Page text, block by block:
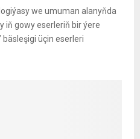
we umuman alanyňda
iň gowy eserleriň bir ýere
bäsleşigi üçin eserleri